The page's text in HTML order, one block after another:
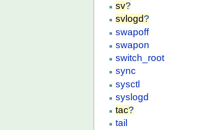
sv?
svlogd?
swapoff
swapon
switch_root
sync
sysctl
syslogd
tac?
tail